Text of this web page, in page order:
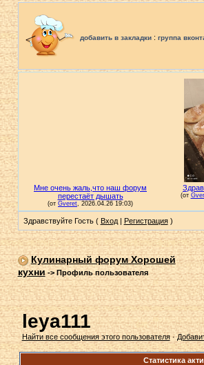
добавить в закладки: группа
Здравствуйте Гость ( Вход| Регистрация)
Кулинарный форум Хорошей
кухни->Профиль пользователя
leya111
Найти все сообщения этого пользователя·
Статистика